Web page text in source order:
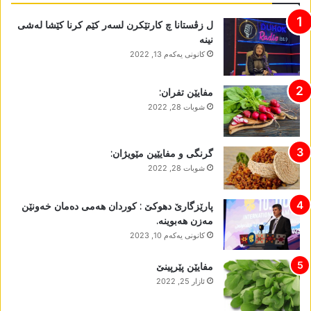
ل زڤستانا چ کارتێکرن لسەر کێم کرنا کێشا لەشی
نینە
كانونی یه‌كه‌م 13, 2022
مفایێن تفران:
شوبات 28, 2022
گرنگی و مفایێین مێویژان:
شوبات 28, 2022
پارێزگارێ دھوکێ : کوردان ھەمی دەمان خەونێن
مەزن ھەبوینە.
كانونی یه‌كه‌م 10, 2023
مفایێن پێرپینێ
ئازار 25, 2022